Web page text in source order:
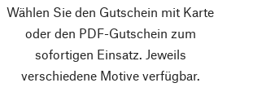
Wählen Sie den Gutschein mit Karte
oder den PDF-Gutschein zum
sofortigen Einsatz. Jeweils
verschiedene Motive verfügbar.